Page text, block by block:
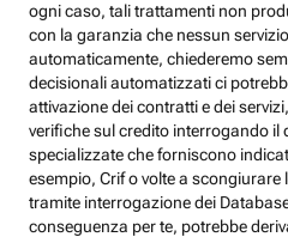
ogni caso, tali trattamenti non
con la garanzia che nessun
automaticamente, chiederemo
decisionali automatizzati ci
attivazione dei contratti e dei
verifiche sul credito interrogando il
specializzate che forniscono
esempio, Crif o volte a scongiurare
tramite interrogazione dei
conseguenza per te, potrebbe